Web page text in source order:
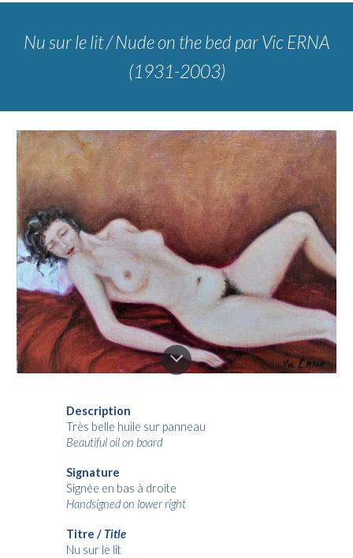
Nu sur le lit / Nude on the bed par Vic ERNA
(1931-2003)
Description
Très belle huile sur panneau
Beautiful oil on board
Signature
Signée en bas à droite
Handsigned on lower right
Titre / Title
Nu sur le lit